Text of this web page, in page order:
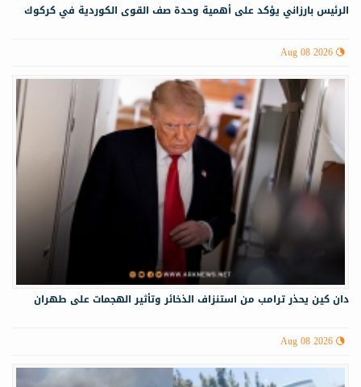
الرئيس بارزاني يؤكد على أهمية وحدة صف القوى الكوردية في كركوك
Aug 08 2026
دان كين يحذر ترامب من استنزاف الذخائر وتأثير الهجمات على طهران
Aug 08 2026